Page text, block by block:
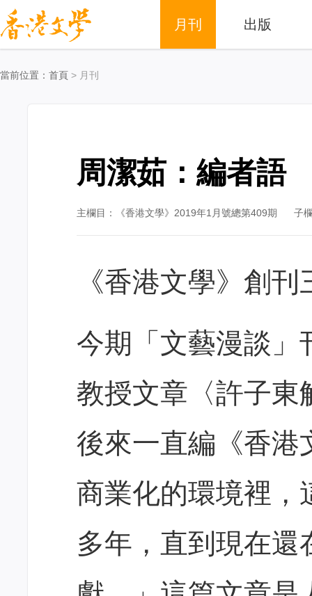
月刊 出版
當前位置： 首頁 > 月刊
周潔茹：編者語
主欄目：《香港文學》2019年1月號總第409期 子
《香港文學》創
今期「文藝漫談」
教授文章〈許子東
後來一直編《香港
商業化的環境裡，
多年，直到現在還